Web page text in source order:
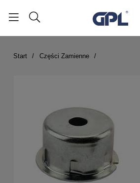
Start Części Zamienne